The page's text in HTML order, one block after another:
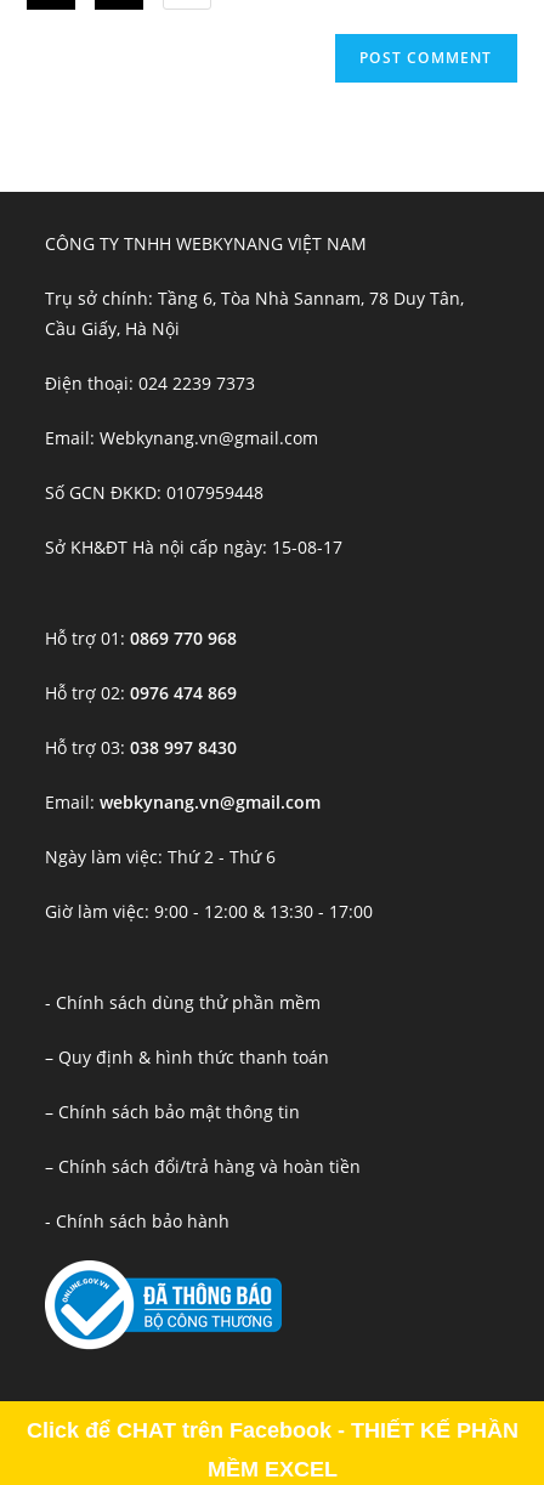
CÔNG TY TNHH WEBKYNANG VIỆT NAM
Trụ sở chính: Tầng 6, Tòa Nhà Sannam, 78 Duy Tân,
Cầu Giấy, Hà Nội
Điện thoại: 024 2239 7373
Email: Webkynang.vn@gmail.com
Số GCN ĐKKD: 0107959448
Sở KH&ĐT Hà nội cấp ngày: 15-08-17
Hỗ trợ 01:0869 770 968
Hỗ trợ 02:0976 474 869
Hỗ trợ 03:038 997 8430
Email:webkynang.vn@gmail.com
Ngày làm việc: Thứ 2 - Thứ 6
Giờ làm việc: 9:00 - 12:00 & 13:30 - 17:00
- Chính sách dùng thử phần mềm
– Quy định & hình thức thanh toán
– Chính sách bảo mật thông tin
– Chính sách đổi/trả hàng và hoàn tiền
- Chính sách bảo hành
Copyright - OceanWP Theme by OceanWP
Click để CHAT trên Facebook - THIẾT KẾ PHẦN
MỀM EXCEL